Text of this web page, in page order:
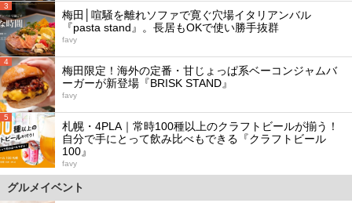
3
梅田│喧騒を離れソファで寛ぐ穴場イタリアンバル
『pasta stand』。長居もOKで使い勝手抜群
favy
4
梅田限定！海外の定番・甘じょっぱ系ベーコンジャムバ
ーガーが新登場『BRISK STAND』
favy
5
札幌・4PLA｜常時100種以上のクラフトビールが揃う！
自分で手にとって飲み比べもできる『クラフトビール
100』
favy
グルメイベント